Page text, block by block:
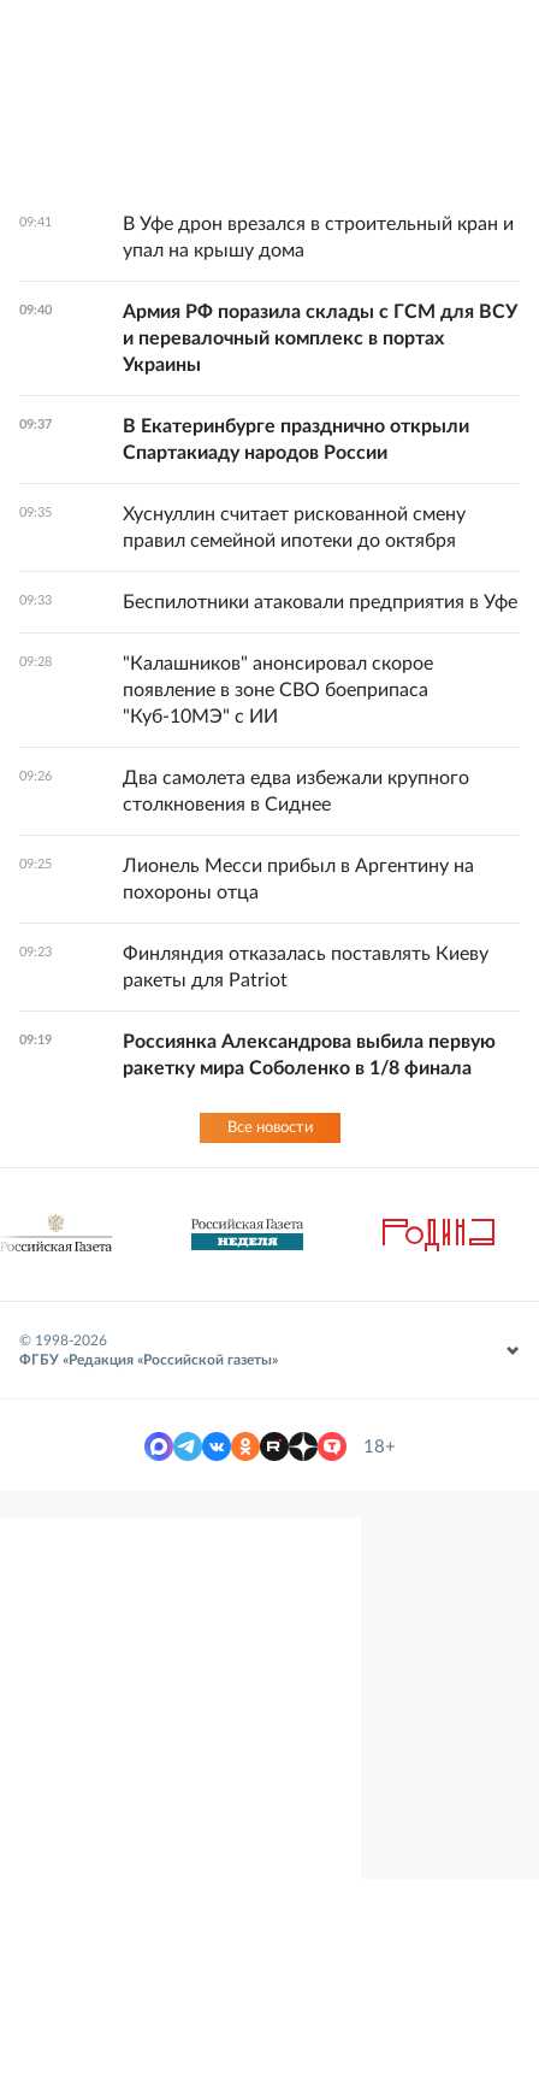
09:41
В Уфе дрон врезался в строительный кран и
упал на крышу дома
09:40
Армия РФ поразила склады с ГСМ для ВСУ
и перевалочный комплекс в портах
Украины
09:37
В Екатеринбурге празднично открыли
Спартакиаду народов России
09:35
Хуснуллин считает рискованной смену
правил семейной ипотеки до октября
09:33 Беспилотники атаковали предприятия в Уфе
09:28
"Калашников" анонсировал скорое
появление в зоне СВО боеприпаса
"Куб-10МЭ" с ИИ
09:26
Два самолета едва избежали крупного
столкновения в Сиднее
09:25
Лионель Месси прибыл в Аргентину на
похороны отца
09:23
Финляндия отказалась поставлять Киеву
ракеты для Patriot
09:19
Россиянка Александрова выбила первую
ракетку мира Соболенко в 1/8 финала
Все новости
© 1998-2026
ФГБУ «Редакция «Российской газеты»
18+